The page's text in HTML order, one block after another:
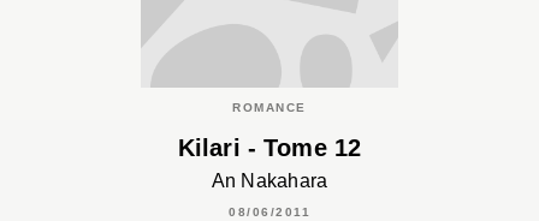
ROMANCE
Kilari - Tome 12
An Nakahara
08/06/2011